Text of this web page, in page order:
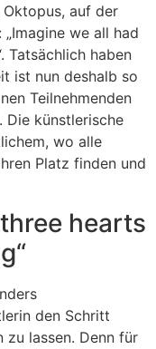
auf der
we all had
Tatsächlich haben
ist nun deshalb so
Teilnehmenden
Die künstlerische
wo alle
Platz finden und
hearts
den Schritt
zu lassen. Denn für